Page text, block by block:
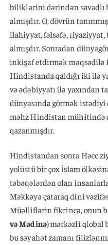
biliklərini dərindən savadlı
almışdır. O, dövrün
ilahiyyat, fəlsəfə, riyaziyyat,
almışdır. Sonradan
inkişaf etdirmək məqsədilə
Hindistanda qaldığı iki ilə
və ədəbiyyatı ilə yaxından
dünyasında görmək
məhz Hindistan mühitində
qazanmışdır.
Hindistandan sonra Həcc
yolüstü bir çox İslam
təbəqələrdən olan
Məkkəyə çataraq dini
Müəlliflərin fikrincə, onun
və Mədinə) mərkəzli qlobal
bu səyahət zamanı